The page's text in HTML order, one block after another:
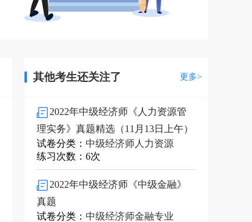
其他考生还关注了 更多>
2022年中级经济师《人力资源管
理实务》真题精选（11月13日上午）
试卷分类： 中级经济师人力资源
练习次数：6次
2022年中级经济师《中级金融》
真题
试卷分类： 中级经济师金融专业